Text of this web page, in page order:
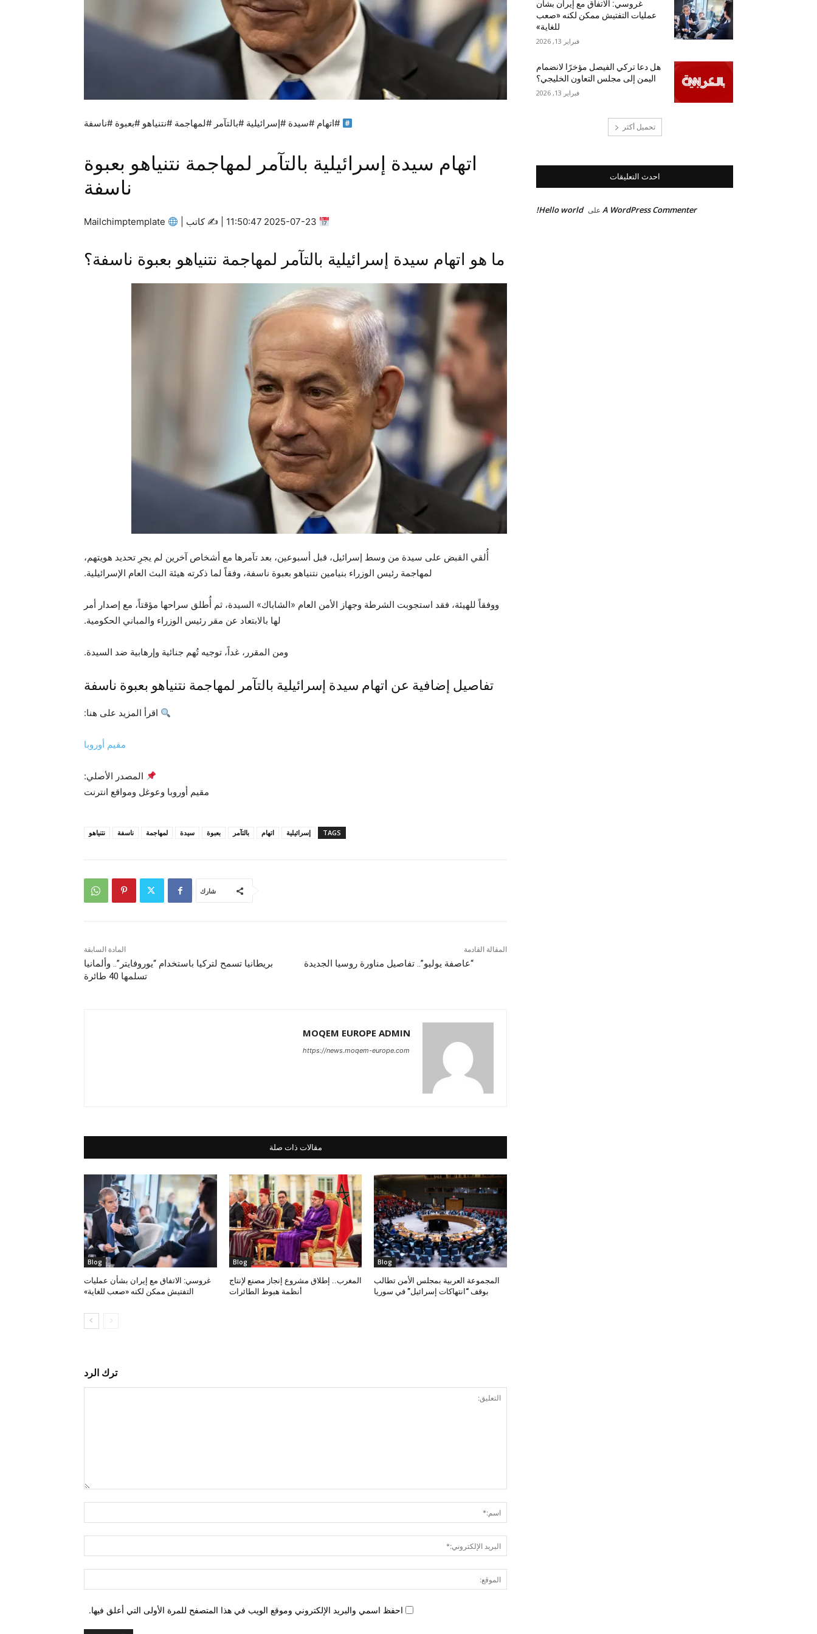
#اتهام #سيدة #إسرائيلية #بالتآمر #لمهاجمة #نتنياهو #بعبوة #ناسفة
اتهام سيدة إسرائيلية بالتآمر لمهاجمة نتنياهو بعبوة
ناسفة
كاتب |
ما هو اتهام سيدة إسرائيلية بالتآمر لمهاجمة نتنياهو بعبوة ناسفة؟
أُلقي القبض على سيدة من وسط إسرائيل، قبل أسبوعين، بعد تآمرها مع أشخاص آخرين لم يجرِ تحديد هويتهم،
لمهاجمة رئيس الوزراء بنيامين نتنياهو بعبوة ناسفة، وفقاً لما ذكرته هيئة البث العام الإسرائيلية.
ووفقاً للهيئة، فقد استجوبت الشرطة وجهاز الأمن العام «الشاباك» السيدة، ثم أُطلق سراحها مؤقتاً، مع إصدار أمر
لها بالابتعاد عن مقر رئيس الوزراء والمباني الحكومية.
ومن المقرر، غداً، توجيه تُهم جنائية وإرهابية ضد السيدة.
تفاصيل إضافية عن اتهام سيدة إسرائيلية بالتآمر لمهاجمة نتنياهو بعبوة ناسفة
اقرأ المزيد على هنا:
مقيم أوروبا
المصدر الأصلي:
مقيم أوروبا وعوغل ومواقع انترنت
TAGS إسرائيلية اتهام بالتآمر بعبوة سيدة لمهاجمة ناسفة نتنياهو
شارك
المادة السابقة
بريطانيا تسمح لتركيا باستخدام “يوروفايتر”.. وألمانيا
تسلمها 40 طائرة
المقالة القادمة
“عاصفة يوليو”.. تفاصيل مناورة روسيا الجديدة
MOQEM EUROPE ADMIN
https://news.moqem-europe.com
مقالات ذات صلة
Blog
المجموعة العربية بمجلس الأمن تطالب
بوقف “انتهاكات إسرائيل” في سوريا
Blog
المغرب.. إطلاق مشروع إنجاز مصنع لإنتاج
أنظمة هبوط الطائرات
Blog
غروسي: الاتفاق مع إيران بشأن عمليات
التفتيش ممكن لكنه «صعب للغاية»
ترك الرد
الإلكتروني:*
احفظ اسمي والبريد الإلكتروني وموقع الويب في هذا المتصفح للمرة الأولى التي أعلق فيها.
غروسي: الاتفاق مع إيران بشأن
عمليات التفتيش ممكن لكنه «صعب
للغاية»
فبراير 13, 2026
هل دعا تركي الفيصل مؤخرًا لانضمام
اليمن إلى مجلس التعاون الخليجي؟
فبراير 13, 2026
تحميل أكثر
احدث التعليقات
A WordPress Commenter على Hello world!